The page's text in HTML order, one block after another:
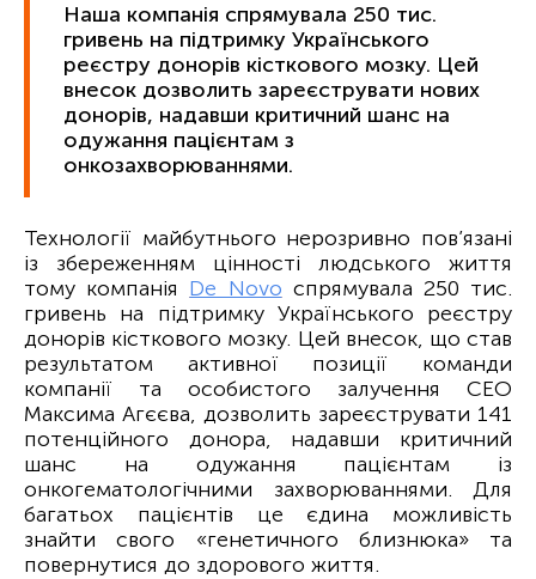
Наша компанія спрямувала 250 тис.
гривень на підтримку Українського
реєстру донорів кісткового мозку. Цей
внесок дозволить зареєструвати нових
донорів, надавши критичний шанс на
одужання пацієнтам з
онкозахворюваннями.
Технології майбутнього нерозривно пов’язані
із збереженням цінності людського життя
тому компанія De Novo спрямувала 250 тис.
гривень на підтримку Українського реєстру
донорів кісткового мозку. Цей внесок, що став
результатом активної позиції команди
компанії та особистого залучення CEO
Максима Агєєва, дозволить зареєструвати 141
потенційного донора, надавши критичний
шанс на одужання пацієнтам із
онкогематологічними захворюваннями. Для
багатьох пацієнтів це єдина можливість
знайти свого «генетичного близнюка» та
повернутися до здорового життя.